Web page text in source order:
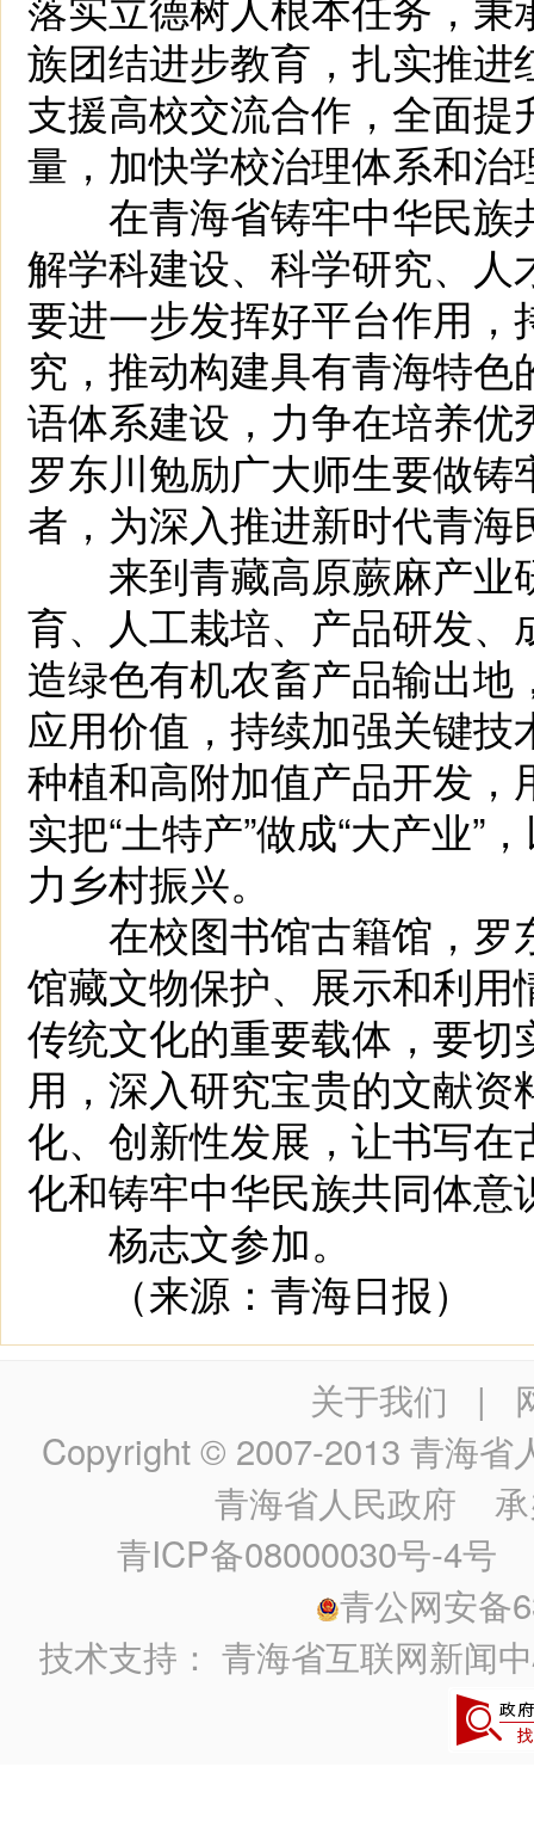
族团结进步教育，扎实推
支援高校交流合作，全面
量，加快学校治理体系和治
在青海省铸牢中华民族
解学科建设、科学研究、
要进一步发挥好平台作用
究，推动构建具有青海特
语体系建设，力争在培养
罗东川勉励广大师生要做
者，为深入推进新时代青
来到青藏高原蕨麻产业
育、人工栽培、产品研发
造绿色有机农畜产品输出
应用价值，持续加强关键
种植和高附加值产品开发
实把“土特产”做成“大产业”
力乡村振兴。
在校图书馆古籍馆，罗
馆藏文物保护、展示和利
传统文化的重要载体，要
用，深入研究宝贵的文献
化、创新性发展，让书写
化和铸牢中华民族共同体意
杨志文参加。
（来源：青海日报）
关于我们 |
Copyright © 2007-2013 青海省
青海省人民政府 承
青ICP备08000030号-4号
青公网安备
技术支持：青海省互联网新闻